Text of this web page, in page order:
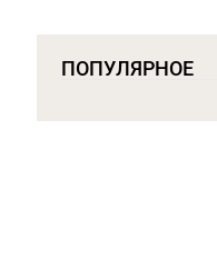
ПОПУЛЯРНОЕ